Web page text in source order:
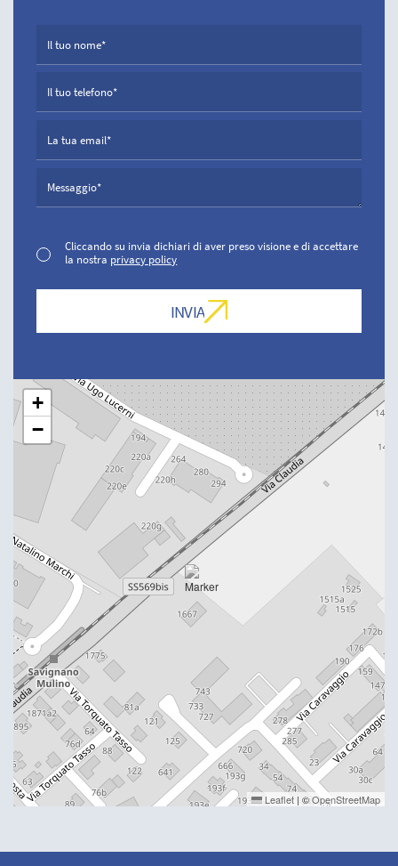
Cliccando su invia dichiari di aver preso visione e di accettare
la nostra privacy policy
+
−
Leaflet | ©OpenStreetMap